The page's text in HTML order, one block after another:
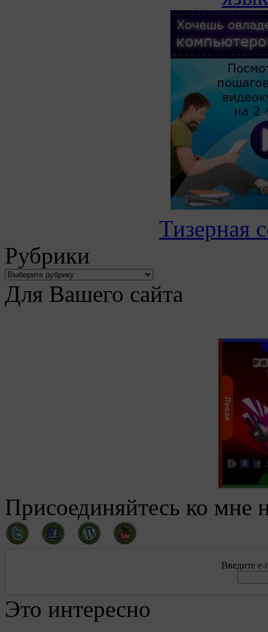
Тизерная
Рубрики
Для Вашего сайта
Присоединяйтесь ко мне
Введите e-
Это интересно